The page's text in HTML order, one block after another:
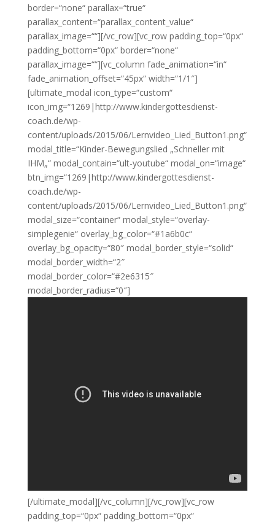
border=“none“ parallax=“true“
parallax_content=“parallax_content_value“
parallax_image=““][/vc_row][vc_row padding_top=“0px“
padding_bottom=“0px“ border=“none“
parallax_image=““][vc_column fade_animation=“in“
fade_animation_offset=“45px“ width=“1/1″]
[ultimate_modal icon_type=“custom“
icon_img=“1269|http://www.kindergottesdienst-
coach.de/wp-
content/uploads/2015/06/Lernvideo_Lied_Button1.png“
modal_title=“Kinder-Bewegungslied „Schneller mit
IHM„“ modal_contain=“ult-youtube“ modal_on=“image“
btn_img=“1269|http://www.kindergottesdienst-
coach.de/wp-
content/uploads/2015/06/Lernvideo_Lied_Button1.png“
modal_size=“container“ modal_style=“overlay-
simplegenie“ overlay_bg_color=“#1a6b0c“
overlay_bg_opacity=“80″ modal_border_style=“solid“
modal_border_width=“2″
modal_border_color=“#2e6315″
modal_border_radius=“0″]
[/ultimate_modal][/vc_column][/vc_row][vc_row
padding_top=“0px“ padding_bottom=“0px“